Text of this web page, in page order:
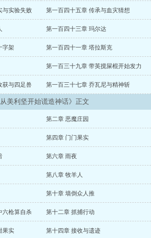
至【由于大量智慧个体相信宿主创造的神话生
果实模板】【美杜莎果实模板】特性石化魔
甜甜果实！ 【德古拉果实模板】特性血河复
蝙蝠果实，烟烟果实！ 【上帝果实模板】特
切果实！事已至此，兰冉也无需再按捺内心的
上神国的世界，发胶手缓缓伸出将发丝缕到脑
到我家！...
与实验失败 第一百四十五章 传承与血灾猜想
第一百四十三章 玛尔达
字架 第一百四十一章 塔拉斯克
第一百三十九章 带英搅屎棍开始发力
获与四足兽 第一百三十七章 乔瓦尼与精神斩
从美利坚开始谎造神话》正文
第二章 恶魔庄园
第四章 门门果实
第六章 雨夜
第八章 牧羊人
第十章 墙倒众人推
六枪算自杀 第十二章 抓捕行动
果实 第十四章 接收与遗迹